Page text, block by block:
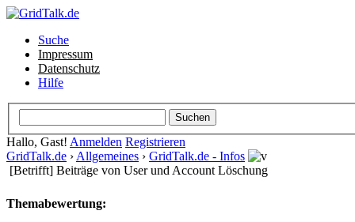
Suche
Impressum
Datenschutz
Hilfe
Hallo, Gast! Anmelden Registrieren
GridTalk.de › Allgemeines › GridTalk.de - Infos
[Betrifft] Beiträge von User und Account Löschung
Themabewertung: